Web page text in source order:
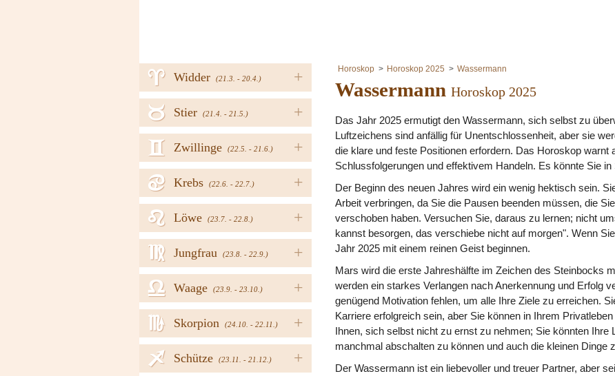
+
Widder (21.3. - 20.4.)
a
+
Stier (21.4. - 21.5.)
b
+
Zwillinge (22.5. - 21.6.)
c
+
Krebs (22.6. - 22.7.)
d
+
Löwe (23.7. - 22.8.)
e
+
Jungfrau (23.8. - 22.9.)
f
+
Waage (23.9. - 23.10.)
g
+
Skorpion (24.10. - 22.11.)
h
+
Schütze (23.11. - 21.12.)
i
Horoskop Horoskop 2025 Wassermann
Wassermann Horoskop 2025
Das Jahr 2025 ermutigt den Wassermann, sich selbst zu
Luftzeichens sind anfällig für Unentschlossenheit, aber sie
die klare und feste Positionen erfordern. Das Horoskop warnt
Schlussfolgerungen und effektivem Handeln. Es könnte Sie
Der Beginn des neuen Jahres wird ein wenig hektisch sein.
Arbeit verbringen, da Sie die Pausen beenden müssen, die
verschoben haben. Versuchen Sie, daraus zu lernen; nicht
kannst besorgen, das verschiebe nicht auf morgen". Wenn
Jahr 2025 mit einem reinen Geist beginnen.
Mars wird die erste Jahreshälfte im Zeichen des Steinbocks
werden ein starkes Verlangen nach Anerkennung und Erfolg
genügend Motivation fehlen, um alle Ihre Ziele zu erreichen.
Karriere erfolgreich sein, aber Sie können in Ihrem
Ihnen, sich selbst nicht zu ernst zu nehmen; Sie könnten Ihre
manchmal abschalten zu können und auch die kleinen Dinge
Der Wassermann ist ein liebevoller und treuer Partner, aber